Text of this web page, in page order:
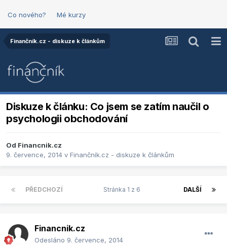
Co nového? Mé kurzy
Finančník.cz - diskuze k článkům
Diskuze k článku: Co jsem se zatím naučil o
psychologii obchodování
Od Financnik.cz
9. července, 2014 v Finančník.cz - diskuze k článkům
PŘEDCHOZÍ DALŠÍ
Stránka 1 z 6
Financnik.cz
Odesláno 9. července, 2014